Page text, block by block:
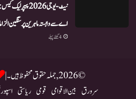
نیٹ-یو جی 2026
اے سے وابستہ ماہرین پر سنگین
4 گھنٹے پہلے
© 2026, جملہ حقوق محفوظ ہیں۔ |
سرورق بین الاقوامی قومی ریاستی